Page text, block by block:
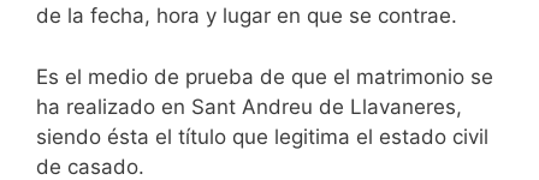
de la fecha, hora y lugar en que se contrae.
Es el medio de prueba de que el matrimonio se
ha realizado en Sant Andreu de Llavaneres,
siendo ésta el título que legitima el estado civil
de casado.